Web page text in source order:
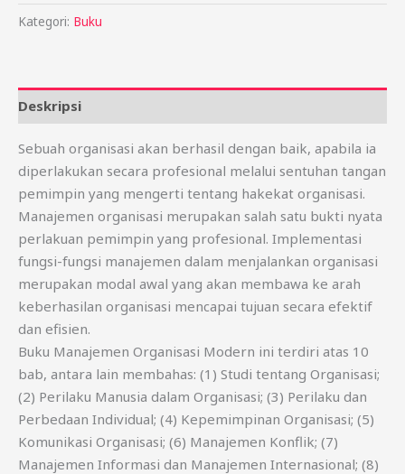
Kategori: Buku
Deskripsi
Sebuah organisasi akan berhasil dengan baik, apabila ia
diperlakukan secara profesional melalui sentuhan tangan
pemimpin yang mengerti tentang hakekat organisasi.
Manajemen organisasi merupakan salah satu bukti nyata
perlakuan pemimpin yang profesional. Implementasi
fungsi-fungsi manajemen dalam menjalankan organisasi
merupakan modal awal yang akan membawa ke arah
keberhasilan organisasi mencapai tujuan secara efektif
dan efisien.
Buku Manajemen Organisasi Modern ini terdiri atas 10
bab, antara lain membahas: (1) Studi tentang Organisasi;
(2) Perilaku Manusia dalam Organisasi; (3) Perilaku dan
Perbedaan Individual; (4) Kepemimpinan Organisasi; (5)
Komunikasi Organisasi; (6) Manajemen Konflik; (7)
Manajemen Informasi dan Manajemen Internasional; (8)